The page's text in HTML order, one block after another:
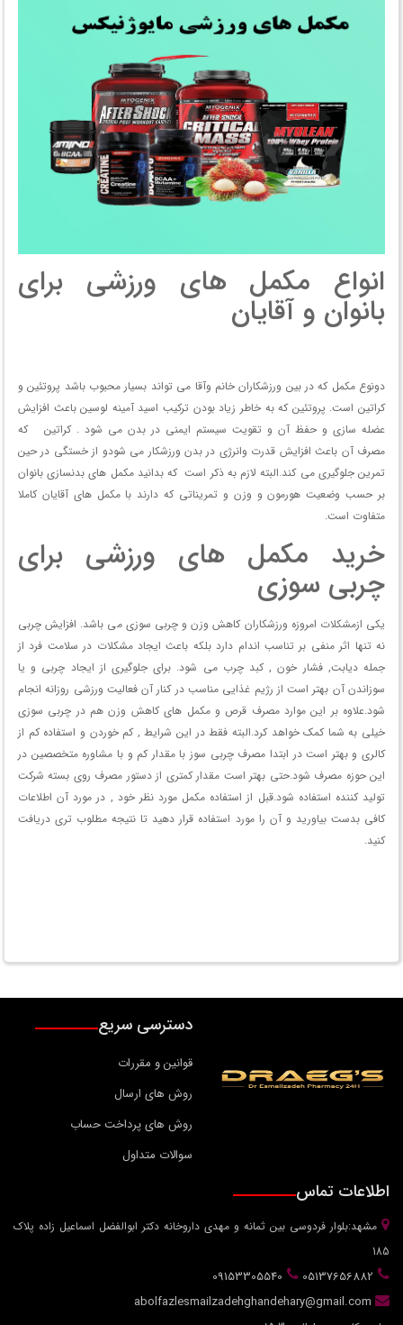
انواع مکمل های ورزشی برای
بانوان و آقایان
دونوع مکمل که در بین ورزشکاران خانم وآقا می تواند بسیار محبوب باشد پروتئین و
کراتین است. پروتئین که به خاطر زیاد بودن ترکیب اسید آمینه لوسین باعث افزایش
عضله سازی و حفظ آن و تقویت سیستم ایمنی در بدن می شود . کراتین که
مصرف آن باعث افزایش قدرت وانرژی در بدن ورزشکار می شودو از خستگی در حین
تمرین جلوگیری می کند.البته لازم به ذکر است که بدانید مکمل های بدنسازی بانوان
بر حسب وضعیت هورمون و وزن و تمریناتی که دارند با مکمل های آقایان کاملا
متفاوت است.
خرید مکمل های ورزشی برای
چربی سوزی
یکی ازمشکلات امروزه ورزشکاران کاهش وزن و چربی سوزی می باشد. افزایش چربی
نه تنها اثر منفی بر تناسب اندام دارد بلکه باعث ایجاد مشکلات در سلامت فرد از
جمله دیابت, فشار خون , کبد چرب می شود. برای جلوگیری از ایجاد چربی و یا
سوزاندن آن بهتر است از رژیم غذایی مناسب در کنار آن فعالیت ورزشی روزانه انجام
شود.علاوه بر این موارد مصرف قرص و مکمل های کاهش وزن هم در چربی سوزی
خیلی به شما کمک خواهد کرد.البته فقط در این شرایط , کم خوردن و استفاده کم از
کالری و بهتر است در ابتدا مصرف چربی سوز با مقدار کم و با مشاوره متخصصین در
این حوزه مصرف شود.حتی بهتر است مقدار کمتری از دستور مصرف روی بسته شرکت
تولید کننده استفاده شود.قبل از استفاده مکمل مورد نظر خود , در مورد آن اطلاعات
کافی بدست بیاورید و آن را مورد استفاده قرار دهید تا نتیجه مطلوب تری دریافت
کنید.
دسترسی سریع
قوانین و مقررات
روش های ارسال
روش های پرداخت حساب
سوالات متداول
اطلاعات تماس
مشهد:بلوار فردوسی بین ثمانه و مهدی داروخانه دکتر ابوالفضل اسماعیل زاده پلاک
185
05137656882
09153305540